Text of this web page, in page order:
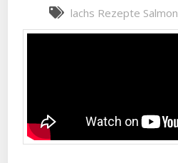
lachs Rezepte Salmon